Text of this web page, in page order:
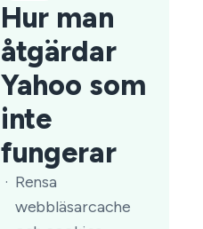
Hur man
åtgärdar
Yahoo som
inte
fungerar
Rensa
webbläsarcache